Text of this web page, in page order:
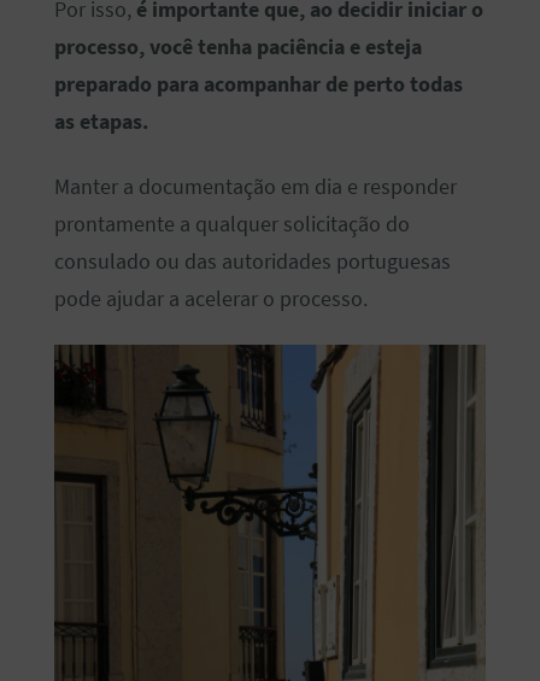
Por isso, é importante que, ao decidir iniciar o
processo, você tenha paciência e esteja
preparado para acompanhar de perto todas
as etapas.
Manter a documentação em dia e responder
prontamente a qualquer solicitação do
consulado ou das autoridades portuguesas
pode ajudar a acelerar o processo.